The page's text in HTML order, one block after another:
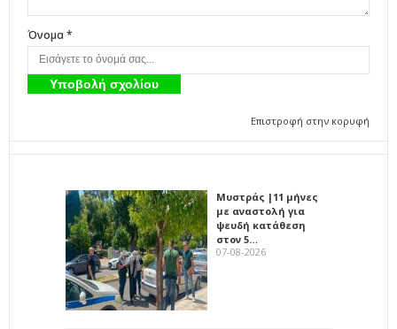
Όνομα *
Επιστροφή στην κορυφή
Μυστράς |11 μήνες
με αναστολή για
ψευδή κατάθεση
στον 5…
07-08-2026